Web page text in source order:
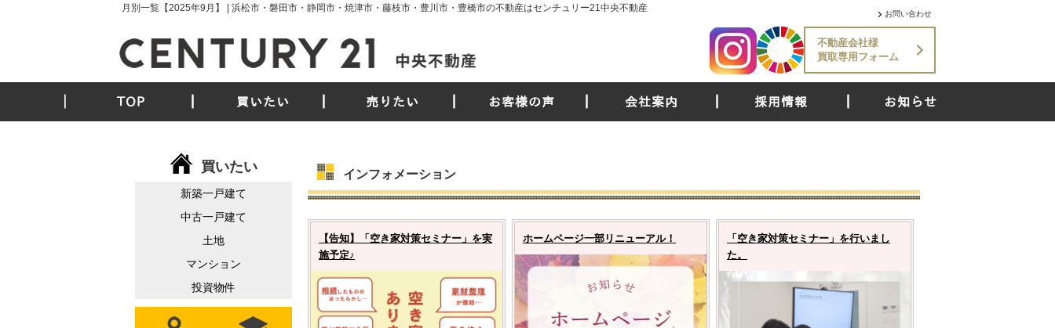
月別一覧【2025年9月】 | 浜松市・磐田市・静岡市・焼津市・藤枝市・豊川市・豊橋市の不動産はセンチュリー21中央不動産
不動産会社様
買取専用フォーム
お問い合わせ
TOP 買いたい 売りたい お客様の声 会社案内 採用情報 お知らせ
インフォメーション
【告知】「空き家対策セミナー」を実
施予定♪
ホームページ一部リニューアル！
「空き家対策セミナー」を行いまし
た。
買いたい
新築一戸建て
中古一戸建て
土地
マンション
投資物件